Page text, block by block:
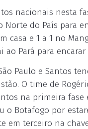
nacionais nesta
do País para
casa e 1 a 1 no
Pará para encarar
Paulo e Santos
O time de
na primeira
o Botafogo por
em terceiro na